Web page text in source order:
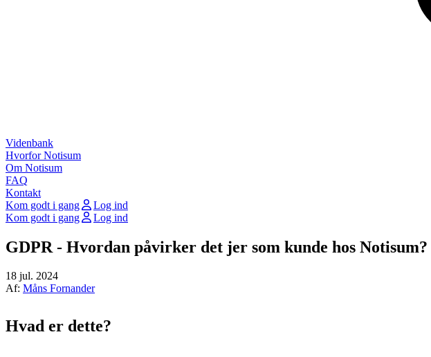
Videnbank
Hvorfor Notisum
Om Notisum
FAQ
Kontakt
Kom godt i gang
Log ind
Kom godt i gang
Log ind
GDPR - Hvordan påvirker det jer som kunde hos Notisum?
18 jul. 2024
Af: Måns Fornander
Hvad er dette?